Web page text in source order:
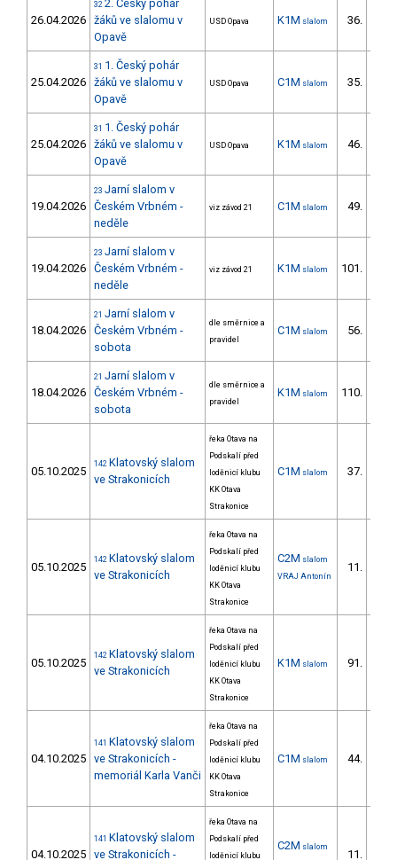
26.04.2026
32 2. Český pohár
žáků ve slalomu v
Opavě
USD Opava K1M slalom 36.
25.04.2026
31 1. Český pohár
žáků ve slalomu v
Opavě
USD Opava C1M slalom 35.
25.04.2026
31 1. Český pohár
žáků ve slalomu v
Opavě
USD Opava K1M slalom 46.
19.04.2026
23 Jarní slalom v
Českém Vrbném -
neděle
viz závod 21 C1M slalom 49.
19.04.2026
23 Jarní slalom v
Českém Vrbném -
neděle
viz závod 21 K1M slalom 101.
18.04.2026
21 Jarní slalom v
Českém Vrbném -
sobota
dle směrnice a
pravidel
C1M slalom 56.
18.04.2026
21 Jarní slalom v
Českém Vrbném -
sobota
dle směrnice a
pravidel
K1M slalom 110.
05.10.2025
142 Klatovský slalom
ve Strakonicích
řeka Otava na
Podskalí před
loděnicí klubu
KK Otava
Strakonice
C1M slalom 37.
05.10.2025
142 Klatovský slalom
ve Strakonicích
řeka Otava na
Podskalí před
loděnicí klubu
KK Otava
Strakonice
C2M slalom
VRAJ Antonín
11.
05.10.2025
142 Klatovský slalom
ve Strakonicích
řeka Otava na
Podskalí před
loděnicí klubu
KK Otava
Strakonice
K1M slalom 91.
04.10.2025
141 Klatovský slalom
ve Strakonicích -
memoriál Karla Vanči
řeka Otava na
Podskalí před
loděnicí klubu
KK Otava
Strakonice
C1M slalom 44.
04.10.2025
141 Klatovský slalom
ve Strakonicích -
řeka Otava na
Podskalí před
loděnicí klubu
C2M slalom
11.